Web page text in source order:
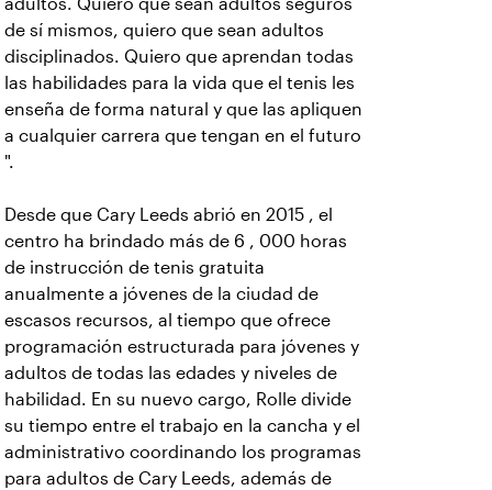
adultos. Quiero que sean adultos seguros
de sí mismos, quiero que sean adultos
disciplinados. Quiero que aprendan todas
las habilidades para la vida que el tenis les
enseña de forma natural y que las apliquen
a cualquier carrera que tengan en el futuro
".
Desde que Cary Leeds abrió en 2015 , el
centro ha brindado más de 6 , 000 horas
de instrucción de tenis gratuita
anualmente a jóvenes de la ciudad de
escasos recursos, al tiempo que ofrece
programación estructurada para jóvenes y
adultos de todas las edades y niveles de
habilidad. En su nuevo cargo, Rolle divide
su tiempo entre el trabajo en la cancha y el
administrativo coordinando los programas
para adultos de Cary Leeds, además de